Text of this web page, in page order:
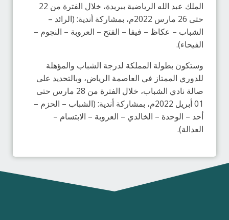
الملك عبد الله الرياضية ببريدة، خلال الفترة من 22
حتى 26 مارس 2022م، بمشاركة أندية: (الرائد –
الشباب – عكاظ – فيفا – الفتح – العروبة – النجوم –
الفيحاء).
وستكون بطولة المملكة لدرجة الشباب والمؤهلة
للدوري الممتاز في العاصمة الرياض، وبالتحديد على
صالة نادي الشباب، خلال الفترة من 28 مارس حتى
01 أبريل 2022م، بمشاركة أندية: (الشباب – الحزم –
أحد – الوحدة – الخالدي – العروبة – الابتسام –
العدالة).